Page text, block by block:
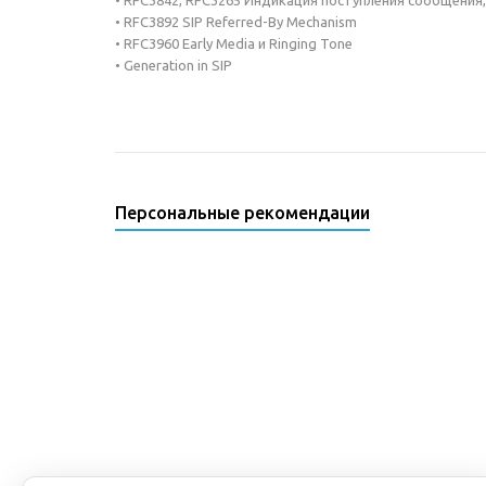
• RFC3892 SIP Referred-By Mechanism
• RFC3960 Early Media и Ringing Tone
• Generation in SIP
Персональные рекомендации